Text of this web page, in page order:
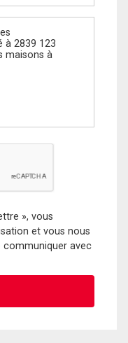
», vous
et vous nous
avec